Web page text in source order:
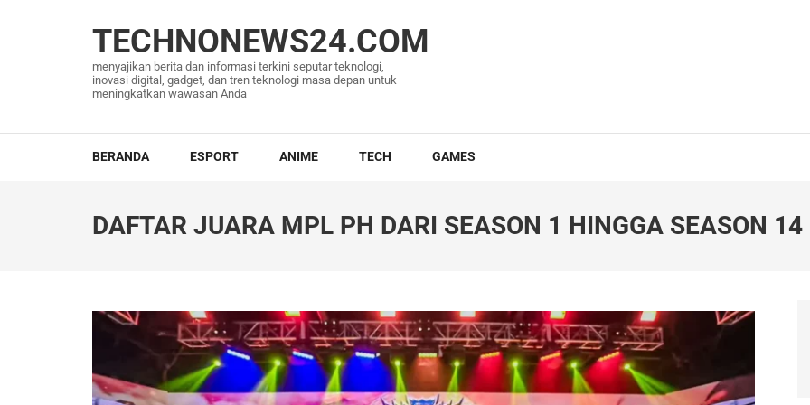
TECHNONEWS24.COM
menyajikan berita dan informasi terkini seputar teknologi,
inovasi digital, gadget, dan tren teknologi masa depan untuk
meningkatkan wawasan Anda
BERANDA ESPORT ANIME TECH GAMES
DAFTAR JUARA MPL PH DARI SEASON 1 HINGGA SEASON 14